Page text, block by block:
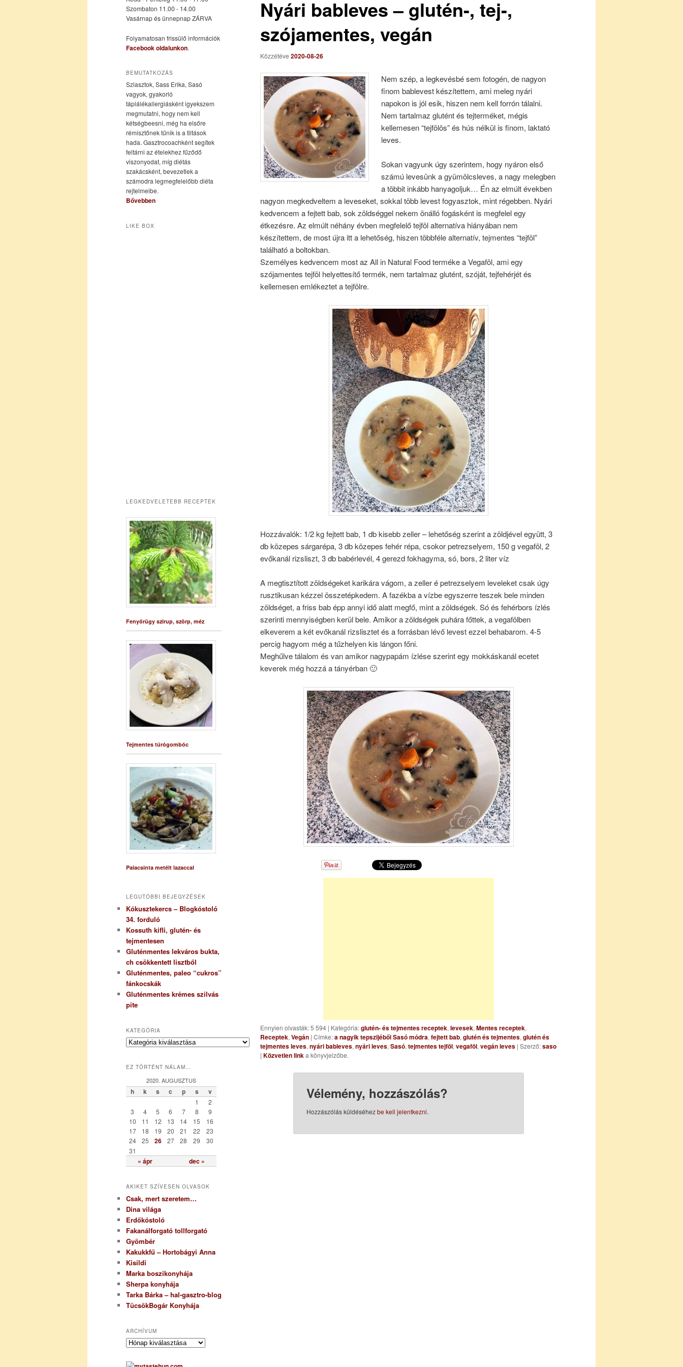
tartalomra
tartalomra
Nyári bableves – glutén-, tej-,
szójamentes, vegán
Közzétéve 2020-08-26
Nem szép, a legkevésbé sem fotogén, de nagyon
finom bablevest készítettem, ami meleg nyári
napokon is jól esik, hiszen nem kell forrón tálalni.
Nem tartalmaz glutént és tejterméket, mégis
kellemesen “tejfölös” és hús nélkül is finom, laktató
leves.
Sokan vagyunk úgy szerintem, hogy nyáron első
számú levesünk a gyümölcsleves, a nagy melegben
a többit inkább hanyagoljuk… Én az elmúlt években
nagyon megkedveltem a leveseket, sokkal több levest fogyasztok, mint régebben. Nyári
kedvencem a fejtett bab, sok zöldséggel nekem önálló fogásként is megfelel egy
étkezésre. Az elmúlt néhány évben megfelelő tejföl alternatíva hiányában nem
készítettem, de most újra itt a lehetőség, hiszen többféle alternatív, tejmentes “tejföl”
található a boltokban.
Személyes kedvencem most az All in Natural Food terméke a Vegaföl, ami egy
szójamentes tejföl helyettesítő termék, nem tartalmaz glutént, szóját, tejfehérjét és
kellemesen emlékeztet a tejfölre.
Hozzávalók: 1/2 kg fejtett bab, 1 db kisebb zeller – lehetőség szerint a zöldjével együtt, 3
db közepes sárgarépa, 3 db közepes fehér répa, csokor petrezselyem, 150 g vegaföl, 2
evőkanál rizsliszt, 3 db babérlevél, 4 gerezd fokhagyma, só, bors, 2 liter víz
A megtisztított zöldségeket karikára vágom, a zeller é petrezselyem leveleket csak úgy
rusztikusan kézzel összetépkedem. A fazékba a vízbe egyszerre teszek bele minden
zöldséget, a friss bab épp annyi idő alatt megfő, mint a zöldségek. Só és fehérbors ízlés
szerinti mennyiségben kerül bele. Amikor a zöldségek puhára főttek, a vegafölben
elkeverem a két evőkanál rizslisztet és a forrásban lévő levest ezzel behabarom. 4-5
percig hagyom még a tűzhelyen kis lángon főni.
Meghűlve tálalom és van amikor nagypapám ízlése szerint egy mokkáskanál ecetet
keverek még hozzá a tányérban 🙂
Ennyien olvasták: 5 594 | Kategória:glutén- és tejmentes receptek, levesek, Mentes receptek,
Receptek, Vegán | Címke:a nagyik tepszijéből Sasó módra, fejtett bab, glutén és tejmentes, glutén és
tejmentes leves, nyári bableves, nyári leves, Sasó, tejmentes tejföl, vegaföl, vegán leves | Szerző:saso
| Közvetlen linka könyvjelzőbe.
Vélemény, hozzászólás?
Hozzászólás küldéséhezbe kell jelentkezni.
Szombaton 11.00 - 14.00
Vasárnap és ünnepnap ZÁRVA
Folyamatosan frissülő információk
Facebook oldalunkon.
BEMUTATKOZÁS
Sziasztok, Sass Erika, Sasó
vagyok, gyakorló
táplálékallergiásként igyekszem
megmutatni, hogy nem kell
kétségbeesni, még ha elsőre
rémisztőnek tűnik is a tiltások
hada. Gasztrocoachként segítek
feltárni az ételekhez fűződő
viszonyodat, míg diétás
szakácsként, bevezetlek a
számodra legmegfelelőbb diéta
rejtelmeibe.
Bővebben
LIKE BOX
LEGKEDVELETEBB RECEPTEK
Fenyőrügy szirup, szörp, méz
Tejmentes túrógombóc
Palacsinta metélt lazaccal
LEGUTÓBBI BEJEGYZÉSEK
Kókusztekercs – Blogkóstoló
34. forduló
Kossuth kifli, glutén- és
tejmentesen
Gluténmentes lekváros bukta,
ch csökkentett lisztből
Gluténmentes, paleo “cukros”
fánkocskák
Gluténmentes krémes szilvás
pite
KATEGÓRIA
K
e
r
EZ TÖRTÉNT NÁLAM…
2020. AUGUSZTUS
h k s c p s v
« ápr dec »
1
2
3
4 5 6 7 8
9
10
11 12 13 14 15
16
17
18 19 20 21 22
23
24
25 26 27 28 29
30
31
AKIKET SZÍVESEN OLVASOK
Csak, mert szeretem…
Dina világa
Erdőkóstoló
Fakanálforgató tollforgató
Gyömbér
Kakukkfű – Hortobágyi Anna
Kisildi
Marka boszikonyhája
Sherpa konyhája
Tarka Bárka – hal-gasztro-blog
TücsökBogár Konyhája
ARCHÍVUM
A
c